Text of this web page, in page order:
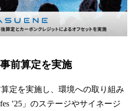
前算定を実施
定を実施し、環境への取り組み
’25」のステージやサイネージ